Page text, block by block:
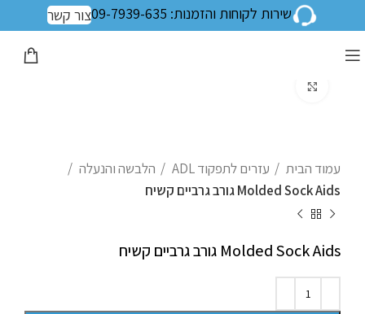
שירות לקוחות והזמנות: 09-7939-635 צור קשר
עמוד הבית עזרים לתפקוד ADL
הלבשה והנעלה
Molded Sock Aids גורב גרביים קשיח
Molded Sock Aids גורב גרביים קשיח